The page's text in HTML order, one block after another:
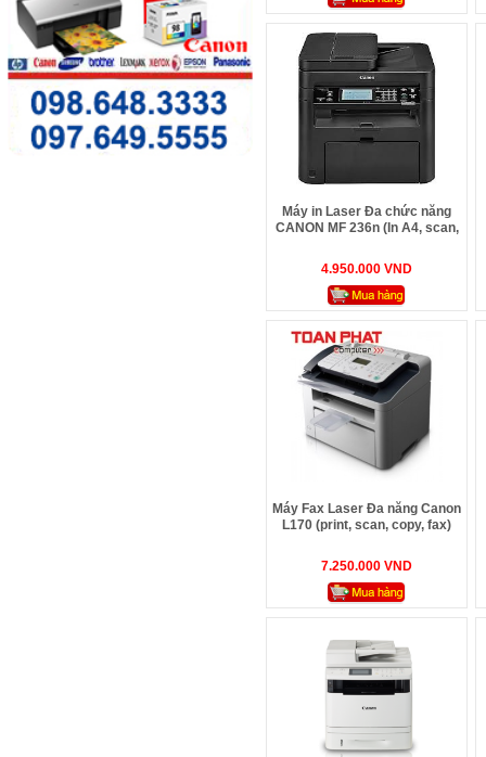
Máy in Laser Đa chức năng
CANON MF 236n (In A4, scan,
4.950.000 VND
Máy Fax Laser Đa năng Canon
L170 (print, scan, copy, fax)
7.250.000 VND